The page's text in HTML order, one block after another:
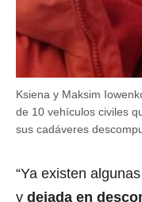
Ksiena y Maksim
de 10 vehículos civiles
sus cadáveres
“Ya existen
y dejada en